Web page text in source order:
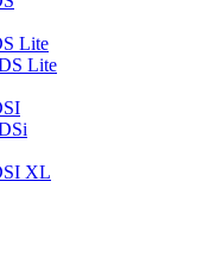
Lite
Lite
XL